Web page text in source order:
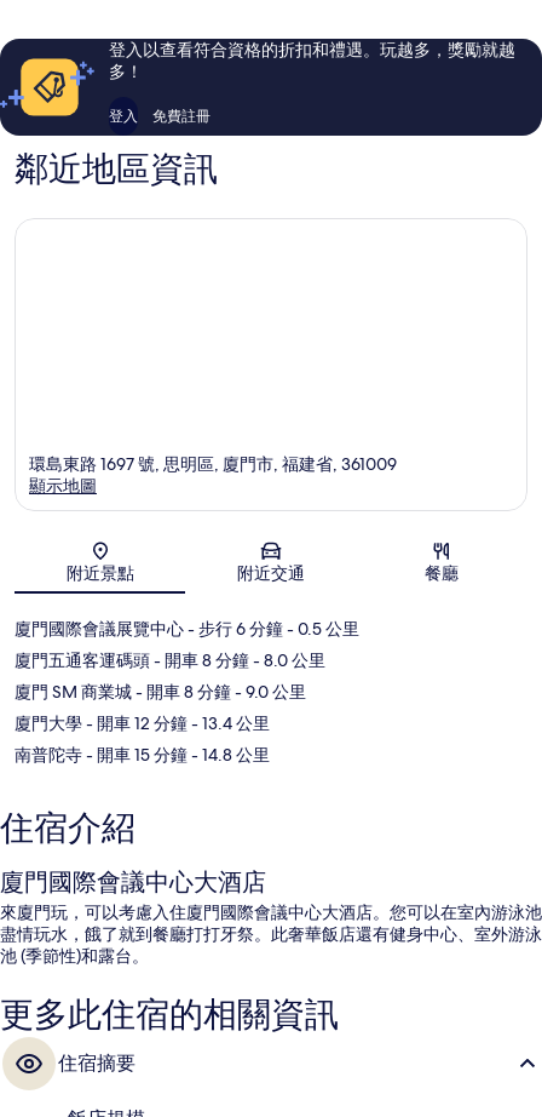
區
評
論
評
論
登入以查看符合資格的折扣和禮遇。玩越多，獎勵就越
多！
登入 免費註冊
鄰近地區資訊
地圖
環島東路 1697 號, 思明區, 廈門市, 福建省, 361009
顯示地圖
附近景點 附近交通 餐廳
廈門國際會議展覽中心- 步行 6 分鐘- 0.5 公里
廈門五通客運碼頭- 開車 8 分鐘- 8.0 公里
廈門 SM 商業城- 開車 8 分鐘- 9.0 公里
廈門大學- 開車 12 分鐘- 13.4 公里
南普陀寺- 開車 15 分鐘- 14.8 公里
住宿介紹
廈門國際會議中心大酒店
來廈門玩，可以考慮入住廈門國際會議中心大酒店。您可以在室內游泳池
盡情玩水，餓了就到餐廳打打牙祭。此奢華飯店還有健身中心、室外游泳
池 (季節性)和露台。
更多此住宿的相關資訊
住宿摘要